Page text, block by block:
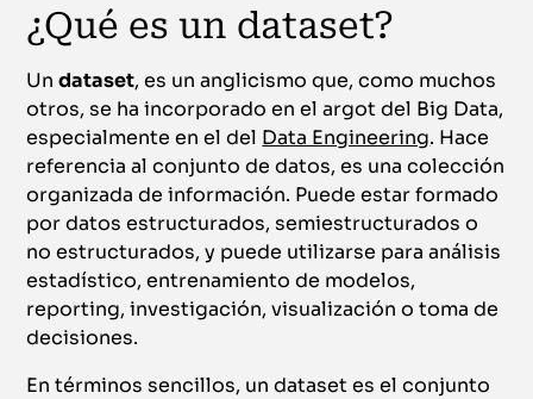
¿Qué es un dataset?
Undataset, es un anglicismo que, como muchos
otros, se ha incorporado en el argot del Big Data,
especialmente en el del Data Engineering. Hace
referencia al conjunto de datos, es una colección
organizada de información. Puede estar formado
por datos estructurados, semiestructurados o
no estructurados, y puede utilizarse para análisis
estadístico, entrenamiento de modelos,
reporting, investigación, visualización o toma de
decisiones.
En términos sencillos, un dataset es el conjunto